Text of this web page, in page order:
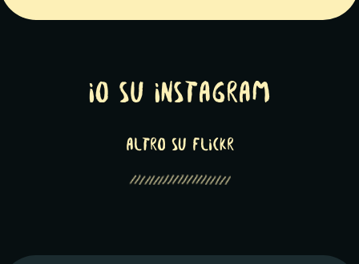
Io su Instagram
altro su Flickr